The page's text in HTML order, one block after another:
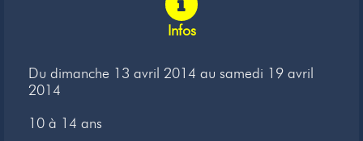
Membres
Infos
Du dimanche 13 avril 2014 au samedi 19 avril
2014
10 à 14 ans